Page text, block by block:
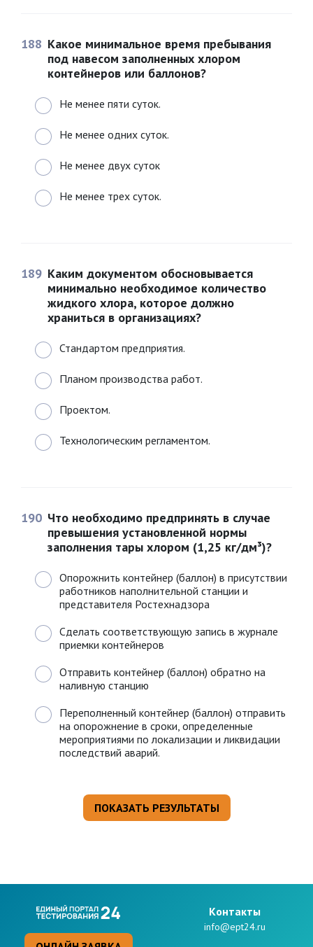
188 Какое минимальное время пребывания
под навесом заполненных хлором
контейнеров или баллонов?
Не менее пяти суток.
Не менее одних суток.
Не менее двух суток
Не менее трех суток.
189 Каким документом обосновывается
минимально необходимое количество
жидкого хлора, которое должно
храниться в организациях?
Стандартом предприятия.
Планом производства работ.
Проектом.
Технологическим регламентом.
190 Что необходимо предпринять в случае
превышения установленной нормы
заполнения тары хлором (1,25 кг/дм³)?
Опорожнить контейнер (баллон) в присутствии
работников наполнительной станции и
представителя Ростехнадзора
Сделать соответствующую запись в журнале
приемки контейнеров
Отправить контейнер (баллон) обратно на
наливную станцию
Переполненный контейнер (баллон) отправить
на опорожнение в сроки, определенные
мероприятиями по локализации и ликвидации
последствий аварий.
Kонтакты
info@ept24.ru